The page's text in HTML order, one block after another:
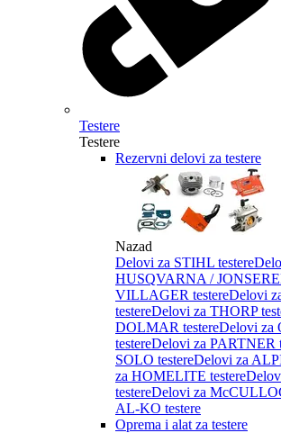
Testere
Testere
Rezervni delovi za testere
Nazad
Delovi za STIHL testere
HUSQVARNA /
VILLAGER testereDelovi
testereDelovi za THORP
DOLMAR testereDelovi za
testereDelovi za PARTNER
SOLO testereDelovi za
za HOMELITE testere
testereDelovi za
AL-KO testere
Oprema i alat za testere